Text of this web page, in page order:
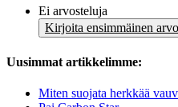
Ei arvosteluja
Kirjoita ensimmäinen
Uusimmat artikkelimme:
Miten suojata herkkää